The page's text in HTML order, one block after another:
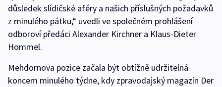
důsledek slídičské aféry a našich příslušných požadavků
z minulého pátku,“ uvedli ve společném prohlášení
odboroví předáci Alexander Kirchner a Klaus-Dieter
Hommel.
Mehdornova pozice začala být obtížně udržitelná
koncem minulého týdne, kdy zpravodajský magazín Der